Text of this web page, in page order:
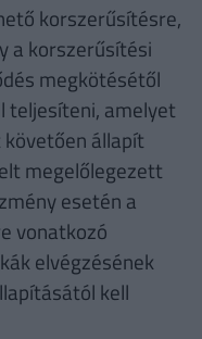
korszerűsítésre,
a korszerűsítési
megkötésétől
teljesíteni, amelyet
állapít
megelőlegezett
esetén a
vonatkozó
elvégzésének
kell